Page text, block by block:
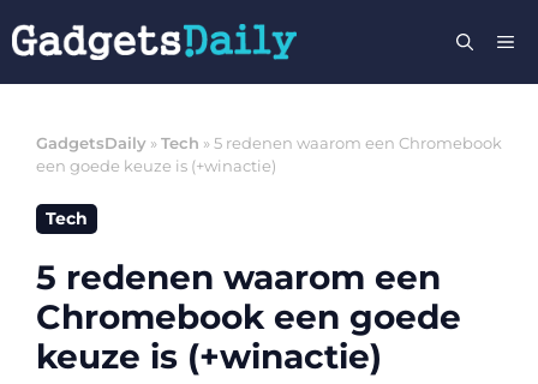
naar
de
GadgetsDaily »Tech »5 redenen waarom een Chromebook
een goede keuze is (+winactie)
Tech
5 redenen waarom een
Chromebook een goede
keuze is (+winactie)